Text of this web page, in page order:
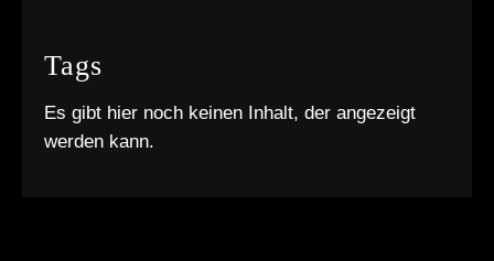
Tags
Es gibt hier noch keinen Inhalt, der angezeigt
werden kann.